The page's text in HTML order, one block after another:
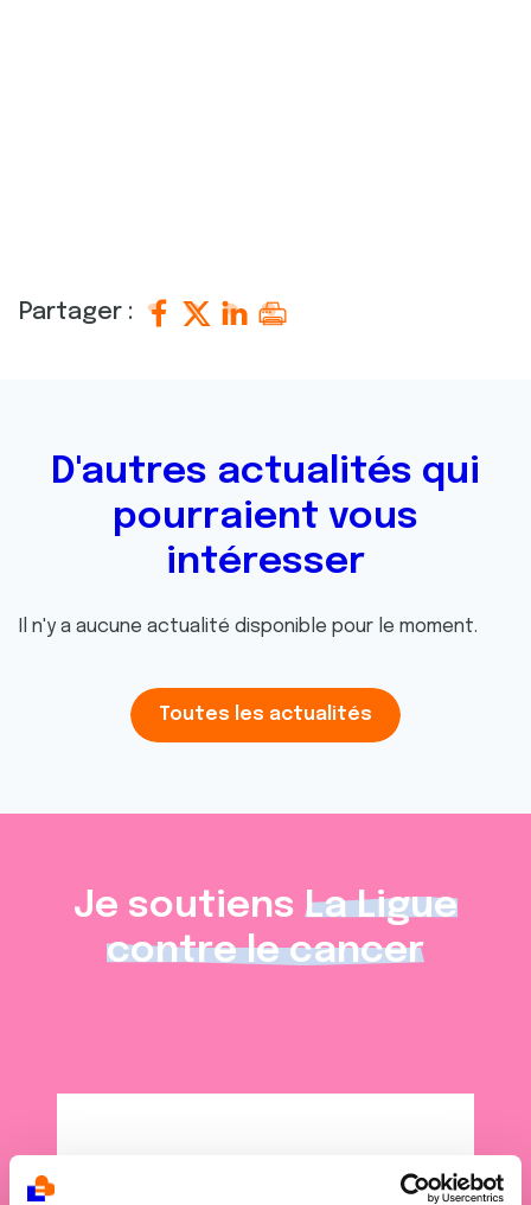
Partager :
D'autres actualités qui
pourraient vous
intéresser
Il n'y a aucune actualité disponible pour le moment.
Toutes les actualités
Je soutiens La Ligue
contre le cancer